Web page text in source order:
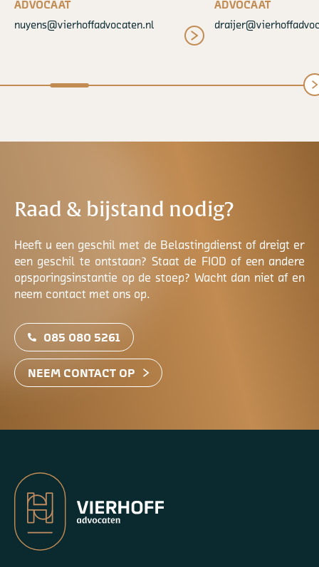
ADVOCAAT
nuyens@vierhoffadvocaten.nl
ADVOCAAT
Raad & bijstand nodig?
Heeft u een geschil met de Belastingdienst of dreigt er
een geschil te ontstaan? Staat de FIOD of een andere
opsporingsinstantie op de stoep? Wacht dan niet af en
neem contact met ons op.
085 080 5261
NEEM CONTACT OP